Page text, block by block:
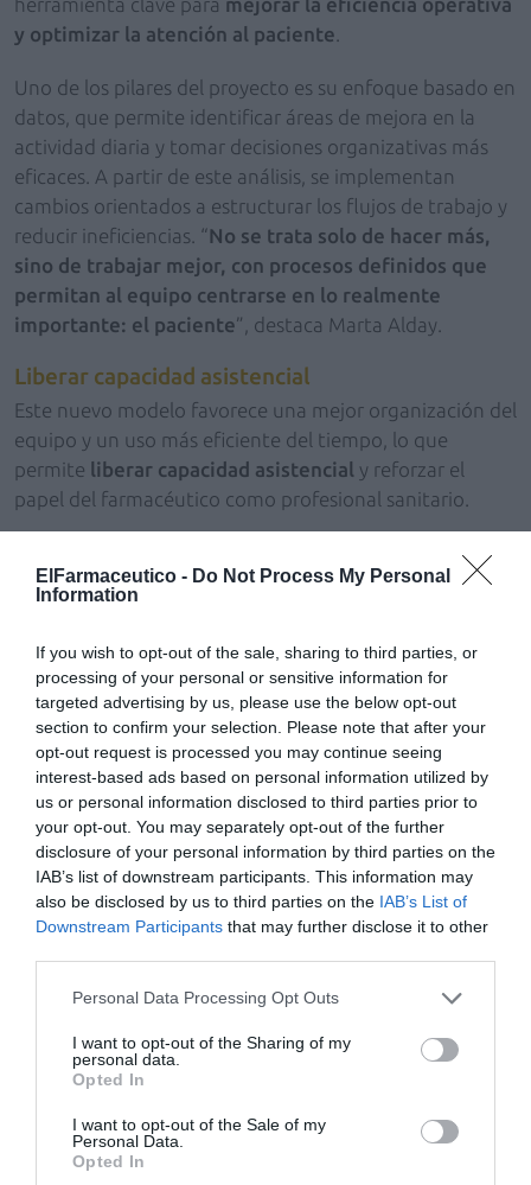
ElFarmaceutico - Do Not Process My Personal
Information
If you wish to opt-out of the sale, sharing to third parties, or
processing of your personal or sensitive information for
targeted advertising by us, please use the below opt-out
section to confirm your selection. Please note that after your
opt-out request is processed you may continue seeing
interest-based ads based on personal information utilized by
us or personal information disclosed to third parties prior to
your opt-out. You may separately opt-out of the further
disclosure of your personal information by third parties on the
IAB’s list of downstream participants. This information may
also be disclosed by us to third parties on the IAB’s List of
Downstream Participants that may further disclose it to other
Personal Data Processing Opt Outs
I want to opt-out of the Sharing of my
personal data.
Opted In
I want to opt-out of the Sale of my
Personal Data.
Opted In
y optimizar la atención al paciente
Uno de los pilares del proyecto es su enfoque basado en
datos, que permite identificar áreas de mejora en la
actividad diaria y tomar decisiones organizativas más
eficaces. A partir de este análisis, se implementan
cambios orientados a estructurar los flujos de trabajo y
reducir ineficiencias. “No se trata solo de hacer más,
sino de trabajar mejor, con procesos definidos que
permitan al equipo centrarse en lo realmente
importante: el paciente”, destaca Marta Alday.
Liberar capacidad asistencial
Este nuevo modelo favorece una mejor organización del
equipo y un uso más eficiente del tiempo, lo que
permite liberar capacidad asistencial y reforzar el
papel del farmacéutico como profesional sanitario.
Además, la estandarización de procesos contribuye a
ofrecer unaatención más homogénea, segura y
del servicio como la experiencia del usuario en la
farmacia.
El proyecto presentado demuestra que la
transformación de la farmacia comunitaria no solo pasa
por incorporar nuevos servicios, sino también por
optimizar la gestión internapara avanzar hacia un
modelo más eficiente, sostenible y orientado a
resultados en salud.
El Farmacéuticocomo fuente preferida
de Google de forma gratuita
ACTIVAR AHORA
Gestión farmacéutica